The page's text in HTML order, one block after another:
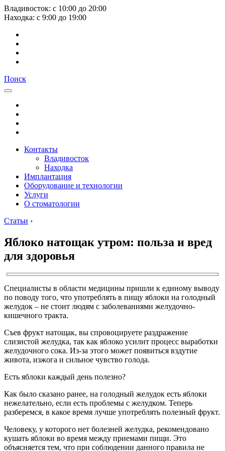
Владивосток: с 10:00 до 20:00
Находка: с 9:00 до 19:00
Поиск
Контакты
Владивосток
Находка
Имплантация
Оборудование и технологии
Услуги
О стоматологии
Статьи ›
Яблоко натощак утром: польза и вред
для здоровья
Специалисты в области медицины пришли к единому выводу
по поводу того, что употреблять в пищу яблоки на голодный
желудок – не стоит людям с заболеваниями желудочно-
кишечного тракта.
Съев фрукт натощак, вы спровоцируете раздражение
слизистой желудка, так как яблоко усилит процесс выработки
желудочного сока. Из-за этого может появиться вздутие
живота, изжога и сильное чувство голода.
Есть яблоки каждый день полезно?
Как было сказано ранее, на голодный желудок есть яблоки
нежелательно, если есть проблемы с желудком. Теперь
разберемся, в какое время лучше употреблять полезный фрукт.
Человеку, у которого нет болезней желудка, рекомендовано
кушать яблоки во время между приемами пищи. Это
объясняется тем, что при соблюдении данного правила не